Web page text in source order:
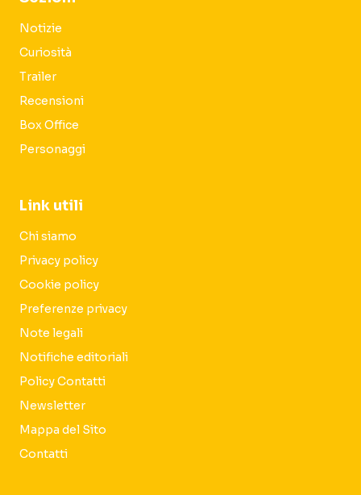
Notizie
Curiosità
Trailer
Recensioni
Box Office
Personaggi
Link utili
Chi siamo
Privacy policy
Cookie policy
Preferenze privacy
Note legali
Notifiche editoriali
Policy Contatti
Newsletter
Mappa del Sito
Contatti